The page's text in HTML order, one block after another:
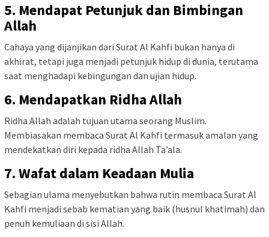
5. Mendapat Petunjuk dan Bimbingan
Allah
Cahaya yang dijanjikan dari Surat Al Kahfi bukan hanya di
akhirat, tetapi juga menjadi petunjuk hidup di dunia, terutama
saat menghadapi kebingungan dan ujian hidup.
6. Mendapatkan Ridha Allah
Ridha Allah adalah tujuan utama seorang Muslim.
Membiasakan membaca Surat Al Kahfi termasuk amalan yang
mendekatkan diri kepada ridha Allah Ta’ala.
7. Wafat dalam Keadaan Mulia
Sebagian ulama menyebutkan bahwa rutin membaca Surat Al
Kahfi menjadi sebab kematian yang baik (husnul khatimah) dan
penuh kemuliaan di sisi Allah.